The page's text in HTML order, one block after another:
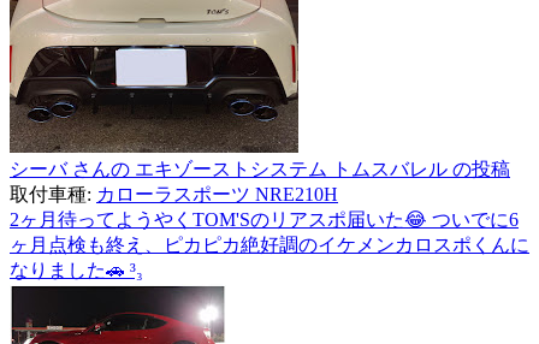
シーバ さんの エキゾーストシステム トムスバレル の投稿
取付車種: カローラスポーツ NRE210H
2ヶ月待ってようやくTOM'Sのリアスポ届いた😂 ついでに6
ヶ月点検も終え、ピカピカ絶好調のイケメンカロスポくんに
なりました🚗 ³₃